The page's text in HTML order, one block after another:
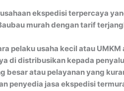
ekspedisi terpercaya
murah dengan tarif
pelaku usaha kecil atau
di distribusikan kepada
atau pelayanan yang
penyedia jasa ekspedisi